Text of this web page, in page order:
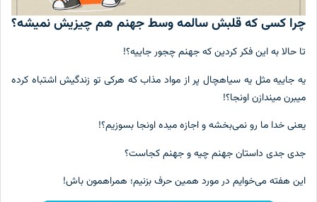
کسی که قلبش سالمه وسط جهنم هم چیزیش نمیشه؟
حالا به این فکر کردین که جهنم چجور جاییه؟!
جاییه مثل یه سیاهچال پر از مواد مذاب که هرکی تو زندگیش اشتباه کرده
میندازن اونجا؟!
خدا ما رو نمی‌بخشه و اجازه میده اونجا بسوزیم؟!
جدی داستان جهنم چیه و جهنم کجاست؟
هفته می‌خوایم در مورد همین حرف بزنیم؛ همراهمون باش!